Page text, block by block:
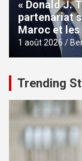
« Donald J.
partenariat
Maroc et
1 août 2026
Trending